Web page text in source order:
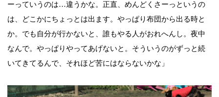
ーっていうのは…違うかな。正直、めんどくさーっというの
は、どこかにちょっとは出ます。やっぱり布団から出る時と
か。でも自分が行かないと、誰もやる人がおれへんし。夜中
なんで。やっぱりやってあげないと。そういうのがずっと続
いてきてるんで、それほど苦にはならないかな」